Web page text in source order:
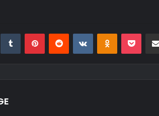
Tumblr PinterestReddit VKontakteOdnoklassniki
Pocket